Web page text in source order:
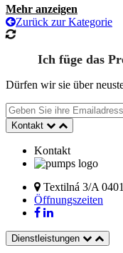
Mehr anzeigen
Zurück zur Kategorie
Ich füge das
Dürfen wir sie über
Kontakt
Kontakt
Textilná 3/A
Öffnungszeiten
Dienstleistungen